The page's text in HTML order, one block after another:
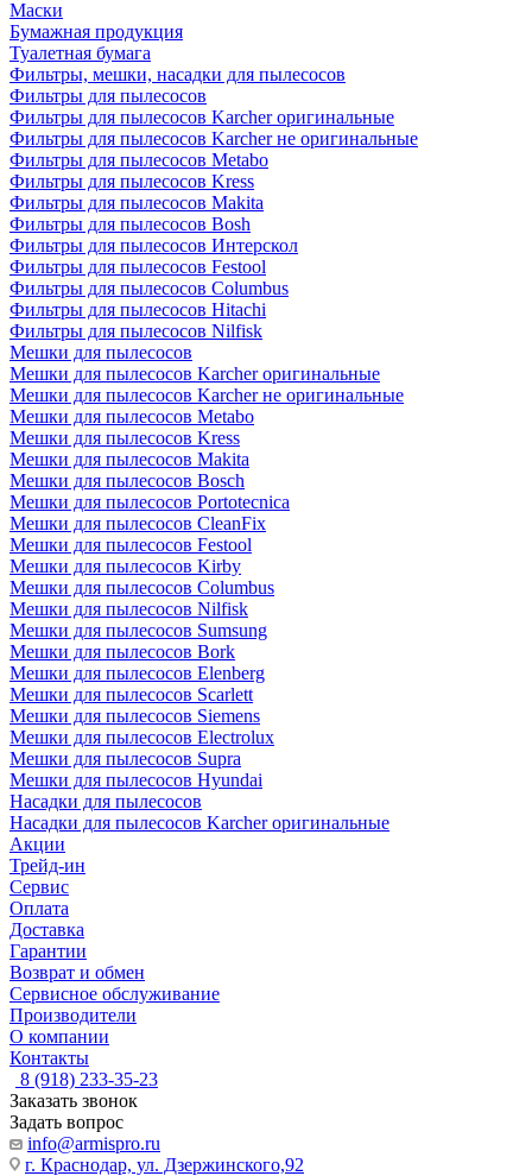
Маски
Бумажная продукция
Туалетная бумага
Фильтры, мешки, насадки для пылесосов
Фильтры для пылесосов
Фильтры для пылесосов Karcher оригинальные
Фильтры для пылесосов Karcher не оригинальные
Фильтры для пылесосов Metabo
Фильтры для пылесосов Kress
Фильтры для пылесосов Makita
Фильтры для пылесосов Bosh
Фильтры для пылесосов Интерскол
Фильтры для пылесосов Festool
Фильтры для пылесосов Columbus
Фильтры для пылесосов Hitachi
Фильтры для пылесосов Nilfisk
Мешки для пылесосов
Мешки для пылесосов Karcher оригинальные
Мешки для пылесосов Karcher не оригинальные
Мешки для пылесосов Metabo
Мешки для пылесосов Kress
Мешки для пылесосов Makita
Мешки для пылесосов Bosch
Мешки для пылесосов Portotecnica
Мешки для пылесосов CleanFix
Мешки для пылесосов Festool
Мешки для пылесосов Kirby
Мешки для пылесосов Columbus
Мешки для пылесосов Nilfisk
Мешки для пылесосов Sumsung
Мешки для пылесосов Bork
Мешки для пылесосов Elenberg
Мешки для пылесосов Scarlett
Мешки для пылесосов Siemens
Мешки для пылесосов Electrolux
Мешки для пылесосов Supra
Мешки для пылесосов Hyundai
Насадки для пылесосов
Насадки для пылесосов Karcher оригинальные
Акции
Трейд-ин
Сервис
Оплата
Доставка
Гарантии
Возврат и обмен
Сервисное обслуживание
Производители
О компании
Контакты
8 (918) 233-35-23
Заказать звонок
Задать вопрос
info@armispro.ru
г. Краснодар, ул. Дзержинского,92